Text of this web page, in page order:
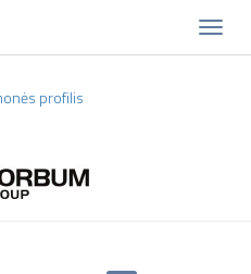
profilis